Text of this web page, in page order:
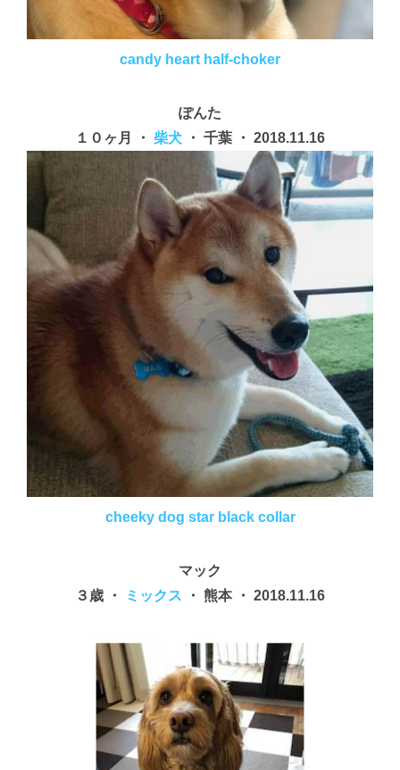
candy heart half-choker
ぽんた
１０ヶ月 ・ 柴犬 ・ 千葉 ・ 2018.11.16
cheeky dog star black collar
マック
３歳 ・
ミックス ・ 熊本 ・ 2018.11.16